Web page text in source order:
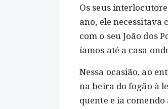
Os seus
ano, ele
com o seu João dos
íamos até a casa
Nessa ocasião, ao
na beira do fogão à
quente e ia